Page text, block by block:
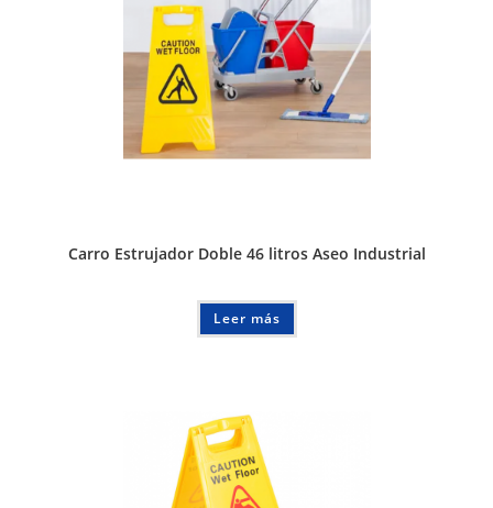
Carro Estrujador Doble 46 litros Aseo Industrial
Leer más